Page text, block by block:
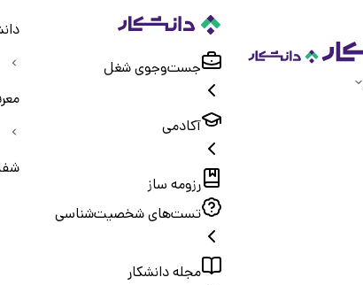
جست‌و‌جوی شغل
آکادمی
رزومه ساز
تست‌های شخصیت‌شناسی
مجله دانشکار